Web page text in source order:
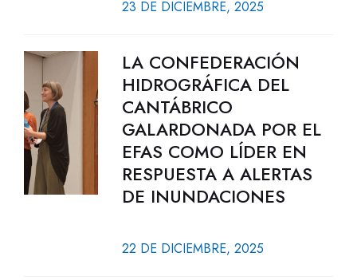
23 DE DICIEMBRE, 2025
LA CONFEDERACIÓN
HIDROGRÁFICA DEL
CANTÁBRICO
GALARDONADA POR EL
EFAS COMO LÍDER EN
RESPUESTA A ALERTAS
DE INUNDACIONES
22 DE DICIEMBRE, 2025